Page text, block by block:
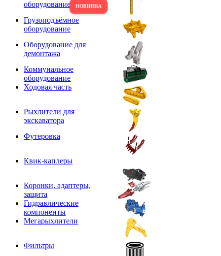
оборудование
Грузоподъёмное
оборудование
Оборудование для
демонтажа
Коммунальное
оборудование
Ходовая часть
Рыхлители для
экскаватора
Футеровка
Квик-каплеры
Коронки, адаптеры,
защита
Гидравлические
компоненты
Мегарыхлители
Фильтры